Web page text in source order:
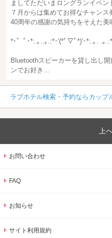
ましてただいまロングランイベン
７月からは集めてお得なチャンス
40周年の感謝の気持ちをそえた美
*･゜ﾟ･*:.｡..｡.:*･'(*ﾟ▽ﾟ*)'･*:.｡. .｡
Bluetoothスピーカーを貸し出し
ンでお好き...
ラブホテル検索・予約ならカップ
上
お問い合わせ
FAQ
お知らせ
サイト利用規約